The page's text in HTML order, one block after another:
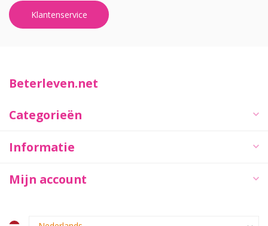
Klantenservice
Beterleven.net
Categorieën
Informatie
Mijn account